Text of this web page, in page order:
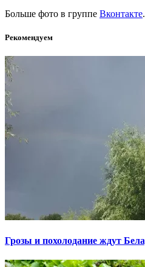
Больше фото в группе Вконтакте.
Рекомендуем
Грозы и похолодание ждут